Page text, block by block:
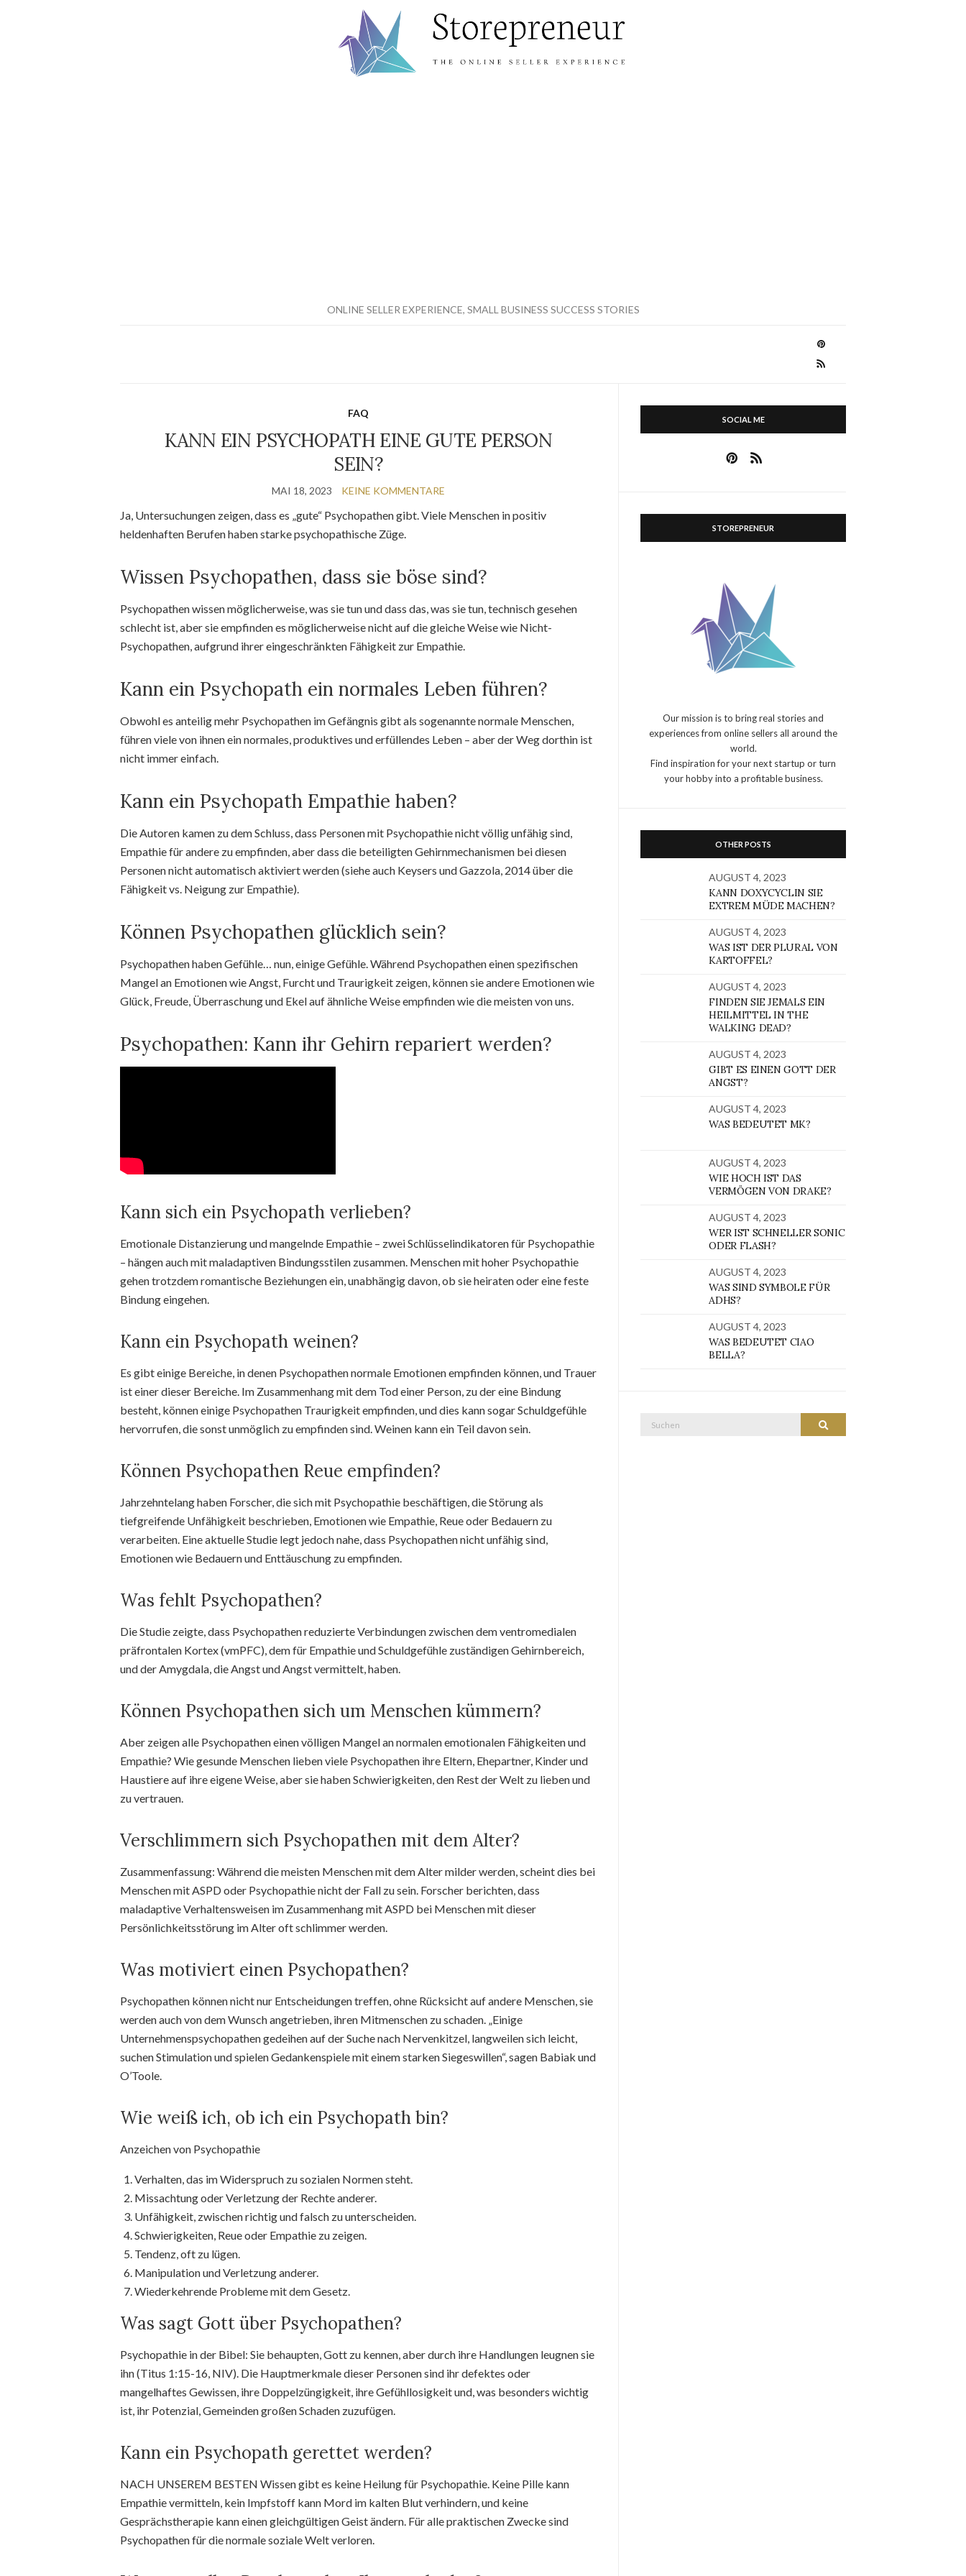
ONLINE SELLER EXPERIENCE, SMALL BUSINESS SUCCESS STORIES
FAQ
KANN EIN PSYCHOPATH EINE GUTE PERSON
SEIN?
MAI 18, 2023 KEINE KOMMENTARE
Ja, Untersuchungen zeigen, dass es „gute“ Psychopathen gibt. Viele Menschen in positiv
heldenhaften Berufen haben starke psychopathische Züge.
Wissen Psychopathen, dass sie böse sind?
Psychopathen wissen möglicherweise, was sie tun und dass das, was sie tun, technisch gesehen
schlecht ist, aber sie empfinden es möglicherweise nicht auf die gleiche Weise wie Nicht-
Psychopathen, aufgrund ihrer eingeschränkten Fähigkeit zur Empathie.
Kann ein Psychopath ein normales Leben führen?
Obwohl es anteilig mehr Psychopathen im Gefängnis gibt als sogenannte normale Menschen,
führen viele von ihnen ein normales, produktives und erfüllendes Leben – aber der Weg dorthin ist
nicht immer einfach.
Kann ein Psychopath Empathie haben?
Die Autoren kamen zu dem Schluss, dass Personen mit Psychopathie nicht völlig unfähig sind,
Empathie für andere zu empfinden, aber dass die beteiligten Gehirnmechanismen bei diesen
Personen nicht automatisch aktiviert werden (siehe auch Keysers und Gazzola, 2014 über die
Fähigkeit vs. Neigung zur Empathie).
Können Psychopathen glücklich sein?
Psychopathen haben Gefühle… nun, einige Gefühle. Während Psychopathen einen spezifischen
Mangel an Emotionen wie Angst, Furcht und Traurigkeit zeigen, können sie andere Emotionen wie
Glück, Freude, Überraschung und Ekel auf ähnliche Weise empfinden wie die meisten von uns.
Psychopathen: Kann ihr Gehirn repariert werden?
Kann sich ein Psychopath verlieben?
Emotionale Distanzierung und mangelnde Empathie – zwei Schlüsselindikatoren für Psychopathie
– hängen auch mit maladaptiven Bindungsstilen zusammen. Menschen mit hoher Psychopathie
gehen trotzdem romantische Beziehungen ein, unabhängig davon, ob sie heiraten oder eine feste
Bindung eingehen.
Kann ein Psychopath weinen?
Es gibt einige Bereiche, in denen Psychopathen normale Emotionen empfinden können, und Trauer
ist einer dieser Bereiche. Im Zusammenhang mit dem Tod einer Person, zu der eine Bindung
besteht, können einige Psychopathen Traurigkeit empfinden, und dies kann sogar Schuldgefühle
hervorrufen, die sonst unmöglich zu empfinden sind. Weinen kann ein Teil davon sein.
Können Psychopathen Reue empfinden?
Jahrzehntelang haben Forscher, die sich mit Psychopathie beschäftigen, die Störung als
tiefgreifende Unfähigkeit beschrieben, Emotionen wie Empathie, Reue oder Bedauern zu
verarbeiten. Eine aktuelle Studie legt jedoch nahe, dass Psychopathen nicht unfähig sind,
Emotionen wie Bedauern und Enttäuschung zu empfinden.
Was fehlt Psychopathen?
Die Studie zeigte, dass Psychopathen reduzierte Verbindungen zwischen dem ventromedialen
präfrontalen Kortex (vmPFC), dem für Empathie und Schuldgefühle zuständigen Gehirnbereich,
und der Amygdala, die Angst und Angst vermittelt, haben.
Können Psychopathen sich um Menschen kümmern?
Aber zeigen alle Psychopathen einen völligen Mangel an normalen emotionalen Fähigkeiten und
Empathie? Wie gesunde Menschen lieben viele Psychopathen ihre Eltern, Ehepartner, Kinder und
Haustiere auf ihre eigene Weise, aber sie haben Schwierigkeiten, den Rest der Welt zu lieben und
zu vertrauen.
Verschlimmern sich Psychopathen mit dem Alter?
Zusammenfassung: Während die meisten Menschen mit dem Alter milder werden, scheint dies bei
Menschen mit ASPD oder Psychopathie nicht der Fall zu sein. Forscher berichten, dass
maladaptive Verhaltensweisen im Zusammenhang mit ASPD bei Menschen mit dieser
Persönlichkeitsstörung im Alter oft schlimmer werden.
Was motiviert einen Psychopathen?
Psychopathen können nicht nur Entscheidungen treffen, ohne Rücksicht auf andere Menschen, sie
werden auch von dem Wunsch angetrieben, ihren Mitmenschen zu schaden. „Einige
Unternehmenspsychopathen gedeihen auf der Suche nach Nervenkitzel, langweilen sich leicht,
suchen Stimulation und spielen Gedankenspiele mit einem starken Siegeswillen“, sagen Babiak und
O’Toole.
Wie weiß ich, ob ich ein Psychopath bin?
Anzeichen von Psychopathie
Verhalten, das im Widerspruch zu sozialen Normen steht.
Missachtung oder Verletzung der Rechte anderer.
Unfähigkeit, zwischen richtig und falsch zu unterscheiden.
Schwierigkeiten, Reue oder Empathie zu zeigen.
Tendenz, oft zu lügen.
Manipulation und Verletzung anderer.
Wiederkehrende Probleme mit dem Gesetz.
Was sagt Gott über Psychopathen?
Psychopathie in der Bibel: Sie behaupten, Gott zu kennen, aber durch ihre Handlungen leugnen sie
ihn (Titus 1:15-16, NIV). Die Hauptmerkmale dieser Personen sind ihr defektes oder
mangelhaftes Gewissen, ihre Doppelzüngigkeit, ihre Gefühllosigkeit und, was besonders wichtig
ist, ihr Potenzial, Gemeinden großen Schaden zuzufügen.
Kann ein Psychopath gerettet werden?
NACH UNSEREM BESTEN Wissen gibt es keine Heilung für Psychopathie. Keine Pille kann
Empathie vermitteln, kein Impfstoff kann Mord im kalten Blut verhindern, und keine
Gesprächstherapie kann einen gleichgültigen Geist ändern. Für alle praktischen Zwecke sind
Psychopathen für die normale soziale Welt verloren.
SOCIAL ME
STOREPRENEUR
Our mission is to bring real stories and
experiences from online sellers all around the
world.
Find inspiration for your next startup or turn
your hobby into a profitable business.
OTHER POSTS
AUGUST 4, 2023
KANN DOXYCYCLIN SIE
EXTREM MÜDE MACHEN?
AUGUST 4, 2023
WAS IST DER PLURAL VON
KARTOFFEL?
AUGUST 4, 2023
FINDEN SIE JEMALS EIN
HEILMITTEL IN THE
WALKING DEAD?
AUGUST 4, 2023
GIBT ES EINEN GOTT DER
ANGST?
AUGUST 4, 2023
WAS BEDEUTET MK?
AUGUST 4, 2023
WIE HOCH IST DAS
VERMÖGEN VON DRAKE?
AUGUST 4, 2023
WER IST SCHNELLER SONIC
ODER FLASH?
AUGUST 4, 2023
WAS SIND SYMBOLE FÜR
ADHS?
AUGUST 4, 2023
WAS BEDEUTET CIAO
BELLA?
SUCHEN